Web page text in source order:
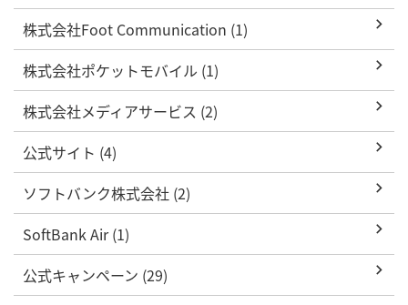
株式会社Foot Communication (1)
株式会社ポケットモバイル (1)
株式会社メディアサービス (2)
公式サイト (4)
ソフトバンク株式会社 (2)
SoftBank Air (1)
公式キャンペーン (29)